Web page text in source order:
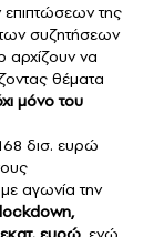
της
των συζητήσεων
αρχίζουν να
θέματα
μόνο του
δισ. ευρώ
αγωνία την